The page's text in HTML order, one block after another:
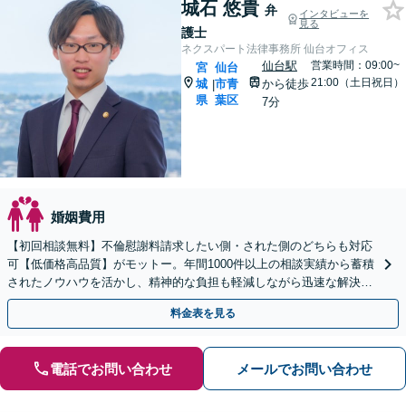
城石 悠貴 弁
護士
インタビューを
見る
ネクスパート法律事務所 仙台オフィス
宮
城
県
|
仙台
市青
葉区
仙台駅
から徒歩
7分
営業時間：09:00~
21:00（土日祝日）
婚姻費用
【初回相談無料】不倫慰謝料請求したい側・された側のどちらも対応
可【低価格高品質】がモットー。年間1000件以上の相談実績から蓄積
されたノウハウを活かし、精神的な負担も軽減しながら迅速な解決を
目指します。【休日・夜間相談あり】【ビデオ面談可】
料金表を見る
電話でお問い合わせ メールでお問い合わせ